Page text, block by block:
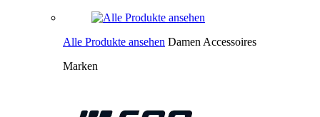
Alle Produkte ansehen Damen Accessoires
Marken